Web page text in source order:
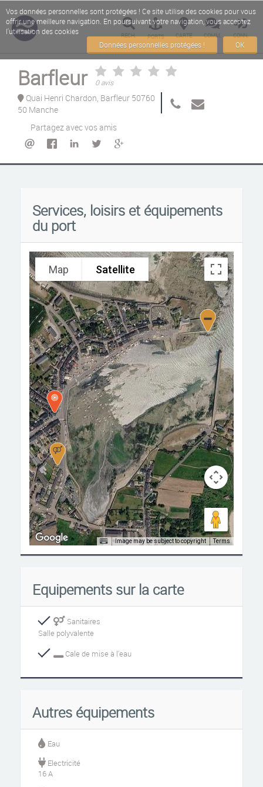
RECH. PORTS CARTE COMM. CONN.
Barfleur 0 avis
Quai Henri Chardon, Barfleur 50760
50 Manche
Partagez avec vos amis
Services, loisirs et équipements
du port
Map Satellite
Image may be subject to copyright Terms
Equipements sur la carte
Sanitaires
Salle polyvalente
Cale de mise à l'eau
Autres équipements
Eau
Electricité
16 A
Vos données personnelles sont protégées ! Ce site utilise des cookies pour vous
offrir une meilleure navigation. En poursuivant votre navigation, vous acceptez
l'utilisation des cookies
OK
Données personnelles protégées !